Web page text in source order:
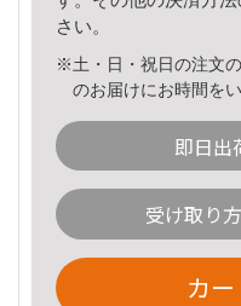
さい。
※土・日・祝日の注文
のお届けにお時間を
即日出
受け取り
カ